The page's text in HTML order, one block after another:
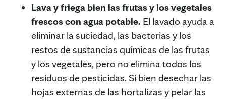
Lava y friega bien las frutas y los vegetales
frescos con agua potable. El lavado ayuda a
eliminar la suciedad, las bacterias y los
restos de sustancias químicas de las frutas
y los vegetales, pero no elimina todos los
residuos de pesticidas. Si bien desechar las
hojas externas de las hortalizas y pelar las